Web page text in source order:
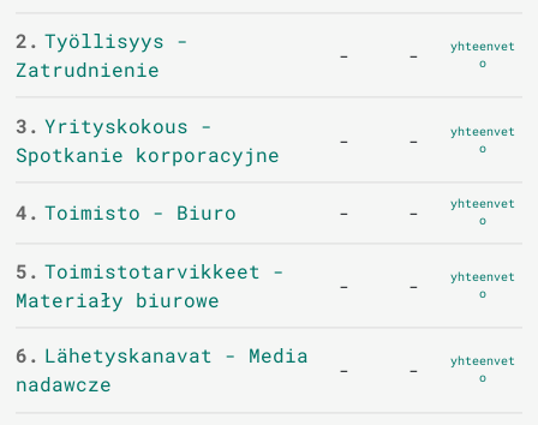
2. Työllisyys -
Zatrudnienie
- -
yhteenvet
o
3. Yrityskokous -
Spotkanie korporacyjne
- -
yhteenvet
o
4. Toimisto - Biuro - -
yhteenvet
o
5. Toimistotarvikkeet -
Materiały biurowe
- -
yhteenvet
o
6. Lähetyskanavat - Media
nadawcze
- -
yhteenvet
o